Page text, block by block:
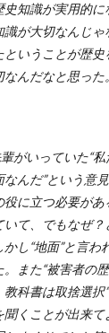
史知識が実用的
識が大切なんじ
ということが歴
んだなと思った。
がいっていた“
なんだ”という意
役に立つ必要が
いて、でもなぜ
し“地面”と言
また“被害者の
科書は取捨選択
聞くことが出来